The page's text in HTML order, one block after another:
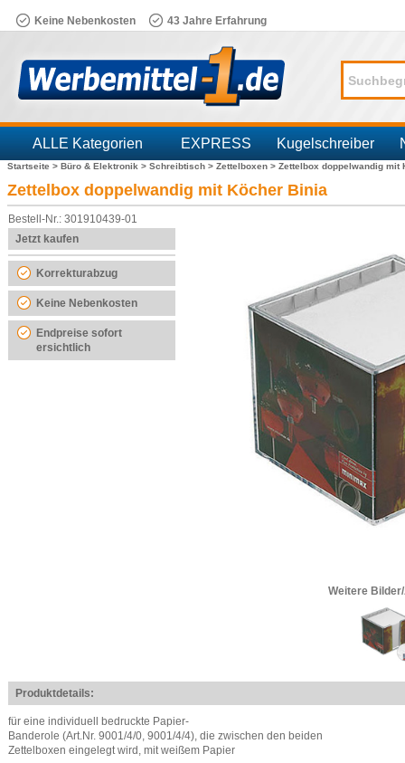
Keine Nebenkosten 43 Jahre Erfahrung
ALLE Kategorien EXPRESS Kugelschreiber
Branchen
Startseite > Büro & Elektronik > Schreibtisch > Zettelboxen > Zettelbox doppelwandig mit
Zettelbox doppelwandig mit Köcher Binia
Bestell-Nr.: 301910439-01
Jetzt kaufen
Korrekturabzug
Keine Nebenkosten
Endpreise sofort
ersichtlich
Weitere
Produktdetails:
für eine individuell bedruckte Papier-
Banderole (Art.Nr. 9001/4/0, 9001/4/4), die zwischen den beiden
Zettelboxen eingelegt wird, mit weißem Papier